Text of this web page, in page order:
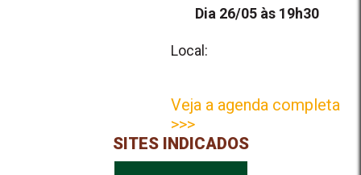
Dia 26/05 às 19h30
Local:
Veja a agenda completa
>>>
SITES INDICADOS